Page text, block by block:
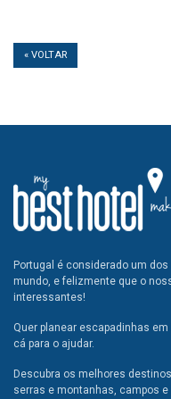
« VOLTAR
Portugal é considerado um
mundo, e felizmente que o
interessantes!
Quer planear escapadinhas
cá para o ajudar.
Descubra os melhores
serras e montanhas, campos